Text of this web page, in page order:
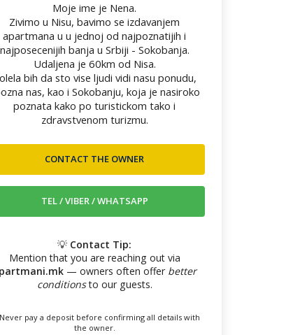
Moje ime je Nena.
Zivimo u Nisu, bavimo se izdavanjem
apartmana u u jednoj od najpoznatijih i
najposecenijih banja u Srbiji - Sokobanja.
Udaljena je 60km od Nisa.
bih da sto vise ljudi vidi nasu ponudu,
nas, kao i Sokobanju, koja je nasiroko
poznata kako po turistickom tako i
zdravstvenom turizmu.
💡 Contact Tip:
Mention that you are reaching out via
— owners often offer better
conditionsto our guests.
pay a deposit before confirming all details with
the owner.